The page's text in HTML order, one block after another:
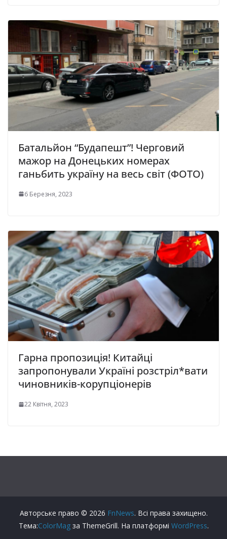
Батальйон “Будапешт”! Черговий
мажор на Донецьких номерах
ганьбить україну на весь світ (ФОТО)
6 Березня, 2023
Гарна пропозиція! Китайці
запропонували Україні розстріл*вати
чиновників-корупціонерів
22 Квітня, 2023
Авторське право © 2026 FnNews. Всі права захищено.
Тема:ColorMagза ThemeGrill. На платформі WordPress.